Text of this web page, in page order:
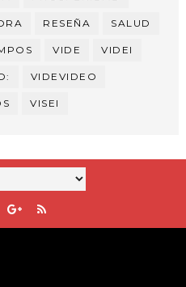
RESEÑA SALUD
VIDE VIDEI
VIDEVIDEO
VISEI